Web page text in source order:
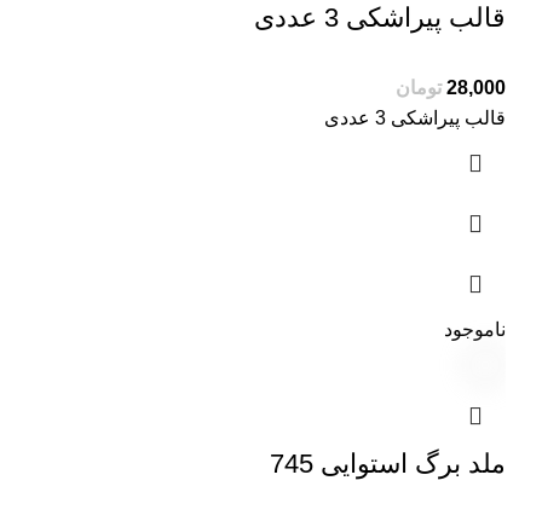
قالب پیراشکی 3 عددی
تومان
قالب پیراشکی 3 عددی
ناموجود
ملد برگ استوایی 745